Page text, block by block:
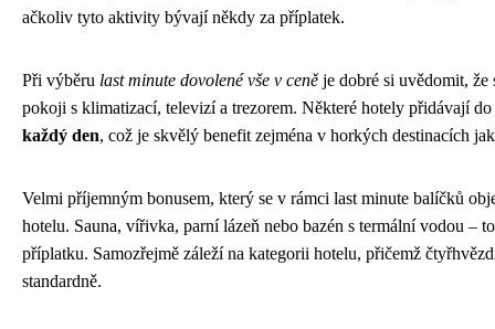
ačkoliv tyto aktivity bývají někdy za příplatek.
Při výběru last minute dovolené vše v ceně je dobré si uvědomit,
pokoji s klimatizací, televizí a trezorem. Některé hotely přidávají
každý den, což je skvělý benefit zejména v horkých destinacích
Velmi příjemným bonusem, který se v rámci last minute balíčků
hotelu. Sauna, vířivka, parní lázeň nebo bazén s termální vodou –
příplatku. Samozřejmě záleží na kategorii hotelu, přičemž
standardně.